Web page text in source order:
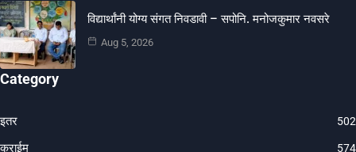
विद्यार्थांनी योग्य संगत निवडावी – सपोनि. मनोजकुमार नवसरे
Aug 5, 2026
Category
इतर 502
क्राईम 574